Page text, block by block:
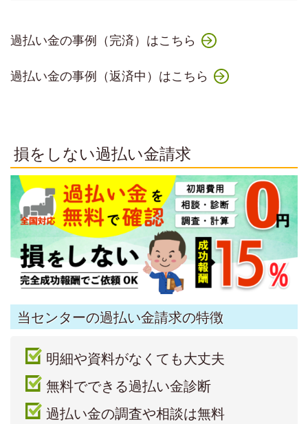
過払い金の事例（完済）はこちら
過払い金の事例（返済中）はこちら
損をしない過払い金請求
当センターの過払い金請求の特徴
明細や資料がなくても大丈夫
無料でできる過払い金診断
過払い金の調査や相談は無料